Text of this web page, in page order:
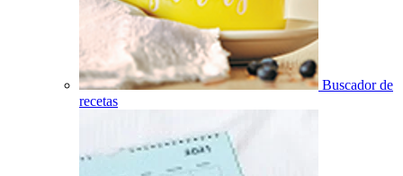
Buscador de
recetas